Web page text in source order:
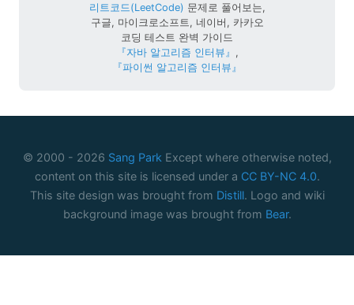
리트코드(LeetCode) 문제로 풀어보는,
구글, 마이크로소프트, 네이버, 카카오
코딩 테스트 완벽 가이드
『자바 알고리즘 인터뷰』 ,
『파이썬 알고리즘 인터뷰』
© 2000 - 2026 Sang Park Except where otherwise noted,
content on this site is licensed under a CC BY-NC 4.0.
This site design was brought from Distill. Logo and wiki
background image was brought from Bear.